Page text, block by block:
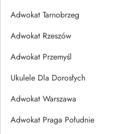
Adwokat Tarnobrzeg
Adwokat Rzeszów
Adwokat Przemyśl
Ukulele Dla Dorosłych
Adwokat Warszawa
Adwokat Praga Południe